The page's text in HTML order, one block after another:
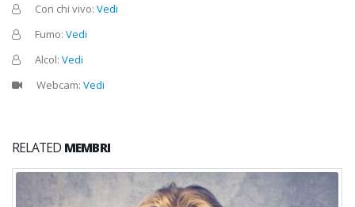
Con chi vivo: Vedi
Fumo: Vedi
Alcol: Vedi
Webcam: Vedi
RELATED MEMBRI